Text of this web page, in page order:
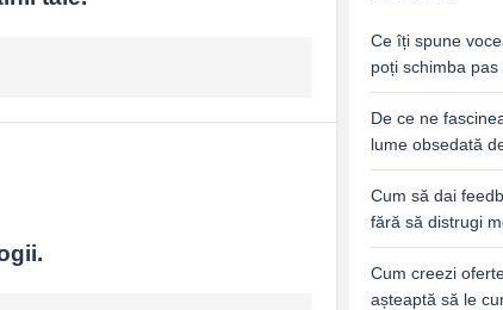
Ce îți spune
poți schimba pas
De ce ne
lume obsedată
Cum să dai
fără să distrugi
Cum creezi
așteaptă să le